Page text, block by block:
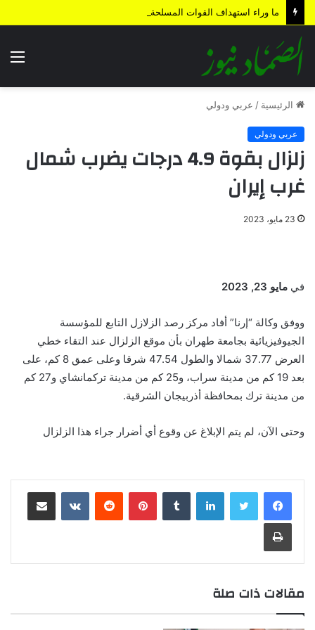
ما وراء استهداف القوات المسلحة اليمنية لمنطقة المخا المحتلة؟
الرئيسية / عربي ودولي
عربي ودولي
زلزال بقوة 4.9 درجات يضرب شمال
غرب إيران
23 مايو، 2023
في مايو 23, 2023
ووفق وكالة “إرنا” أفاد مركز رصد الزلازل التابع للمؤسسة
الجيوفيزيائية بجامعة طهران بأن موقع الزلزال عند التقاء خطي
العرض 37.77 شمالا والطول 47.54 شرقا وعلى عمق 8 كم، على
بعد 19 كم من مدينة سراب، و25 كم من مدينة تركمانشاي و27 كم
من مدينة ترك بمحافظة أذربيجان الشرقية.
وحتى الآن، لم يتم الإبلاغ عن وقوع أي أضرار جراء هذا الزلزال
لينكدإن بينتيريست
مقالات ذات صلة